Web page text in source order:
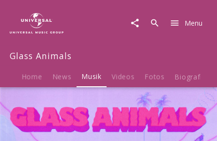
Musik
It's
Incredibly
Menu
Glass Animals
Home News Musik Videos Fotos Biografie